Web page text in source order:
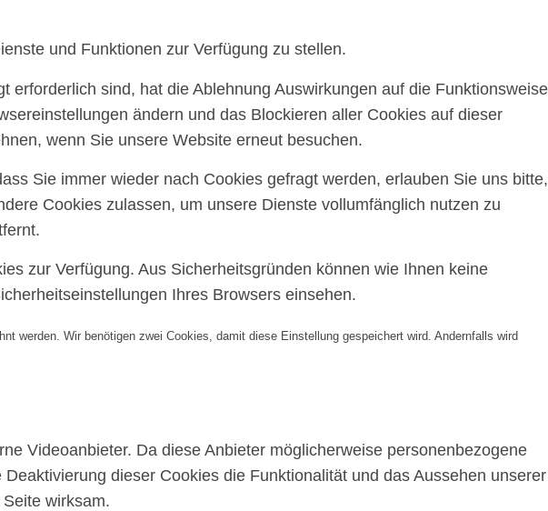
und Funktionen zur Verfügung zu stellen.
sind, hat die Ablehnung Auswirkungen auf die Funktionsweise
ändern und das Blockieren aller Cookies auf dieser
wenn Sie unsere Website erneut besuchen.
Sie immer wieder nach Cookies gefragt werden, erlauben Sie uns bitte,
Cookies zulassen, um unsere Dienste vollumfänglich nutzen zu
zur Verfügung. Aus Sicherheitsgründen können wie Ihnen keine
Ihres Browsers einsehen.
werden. Wir benötigen zwei Cookies, damit diese Einstellung gespeichert wird. Andernfalls wird
Videoanbieter. Da diese Anbieter möglicherweise personenbezogene
dieser Cookies die Funktionalität und das Aussehen unserer
wirksam.